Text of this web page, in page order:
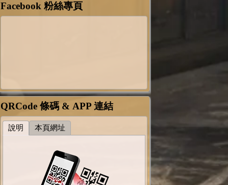
Facebook 粉絲專頁
QRCode 條碼 & APP 連結
說明 本頁網址